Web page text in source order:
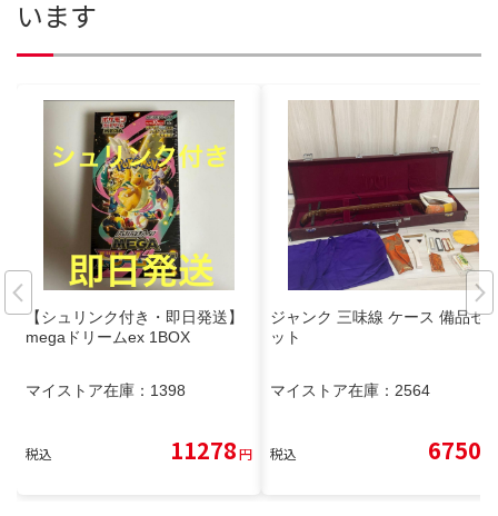
います
【シュリンク付き・即日発送】
megaドリームex 1BOX
マイストア在庫： 1398
税込 11278円
ジャンク 三味線 ケース 備品セ
ット
マイストア在庫： 2564
税込 6750